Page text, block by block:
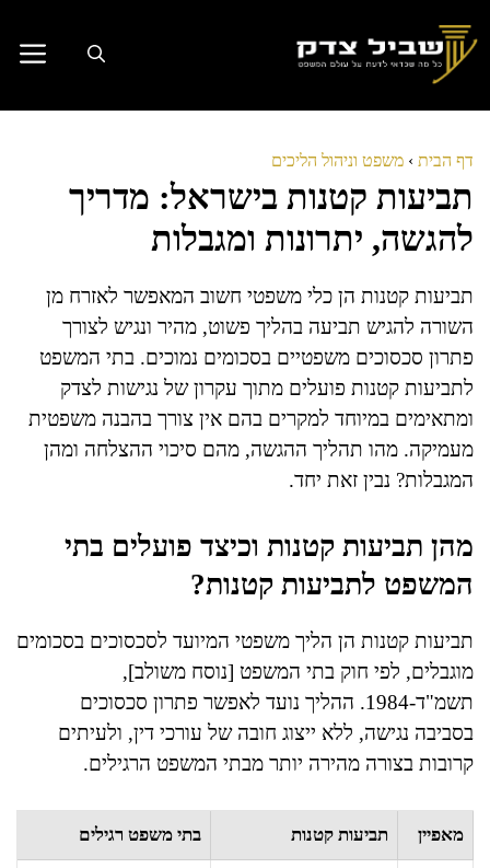
לתוכן
דף הבית › משפט וניהול הליכים
תביעות קטנות בישראל: מדריך
להגשה, יתרונות ומגבלות
תביעות קטנות הן כלי משפטי חשוב המאפשר לאזרח מן
השורה להגיש תביעה בהליך פשוט, מהיר ונגיש לצורך
פתרון סכסוכים משפטיים בסכומים נמוכים. בתי המשפט
לתביעות קטנות פועלים מתוך עקרון של נגישות לצדק
ומתאימים במיוחד למקרים בהם אין צורך בהבנה משפטית
מעמיקה. מהו תהליך ההגשה, מהם סיכוי ההצלחה ומהן
המגבלות? נבין זאת יחד.
מהן תביעות קטנות וכיצד פועלים בתי
המשפט לתביעות קטנות?
תביעות קטנות הן הליך משפטי המיועד לסכסוכים בסכומים
מוגבלים, לפי חוק בתי המשפט [נוסח משולב],
תשמ"ד-1984. ההליך נועד לאפשר פתרון סכסוכים
בסביבה נגישה, ללא ייצוג חובה של עורכי דין, ולעיתים
קרובות בצורה מהירה יותר מבתי המשפט הרגילים.
מאפיין תביעות קטנות בתי משפט רגילים